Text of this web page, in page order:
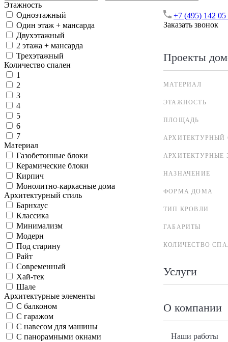
+7 (495) 142 05
Заказать звонок
Проекты
МАТЕРИАЛ
ЭТАЖНОСТЬ
ПЛОЩАДЬ
АРХИТЕКТУРНЫЙ
АРХИТЕКТУРНЫЕ
НАЗНАЧЕНИЕ
ФОРМА ДОМА
ТИП КРОВЛИ
ГАБАРИТЫ
КОЛИЧЕСТВО
Услуги
О компании
Наши работы
Этажность
Одноэтажный
Один этаж + мансарда
Двухэтажный
2 этажа + мансарда
Трехэтажный
Количество спален
1
2
3
4
5
6
7
Материал
Газобетонные блоки
Керамические блоки
Кирпич
Монолитно-каркасные дома
Архитектурный стиль
Барнхаус
Классика
Минимализм
Модерн
Под старину
Райт
Современный
Хай-тек
Шале
Архитектурные элементы
С балконом
С гаражом
С навесом для машины
С панорамными окнами